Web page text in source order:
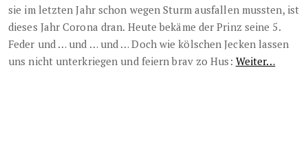
sie im letzten Jahr schon wegen Sturm ausfallen mussten, ist
dieses Jahr Corona dran. Heute bekäme der Prinz seine 5.
Feder und … und … und … Doch wie kölschen Jecken lassen
uns nicht unterkriegen und feiern brav zo Hus: Weiter…